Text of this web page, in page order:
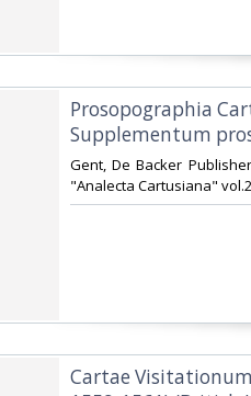
‎Prosopographia
Supplementum
‎Gent, De Backer
"Analecta Cartusiana"
‎Cartae